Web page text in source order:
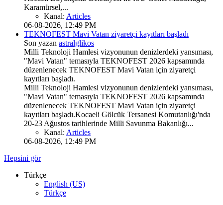
Karamürsel,...
Kanal: Articles
06-08-2026, 12:49 PM
TEKNOFEST Mavi Vatan ziyaretçi kayıtları başladı
Son yazan astralglikos
Milli Teknoloji Hamlesi vizyonunun denizlerdeki yansıması,
"Mavi Vatan" temasıyla TEKNOFEST 2026 kapsamında
düzenlenecek TEKNOFEST Mavi Vatan için ziyaretçi
kayıtları başladı.
Milli Teknoloji Hamlesi vizyonunun denizlerdeki yansıması,
"Mavi Vatan" temasıyla TEKNOFEST 2026 kapsamında
düzenlenecek TEKNOFEST Mavi Vatan için ziyaretçi
kayıtları başladı.Kocaeli Gölcük Tersanesi Komutanlığı'nda
20-23 Ağustos tarihlerinde Milli Savunma Bakanlığı...
Kanal: Articles
06-08-2026, 12:49 PM
Hepsini gör
Türkçe
English (US)
Türkçe